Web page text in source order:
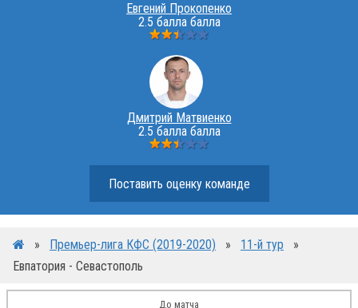
Евгений Прокопенко
2.5 балла балла
Дмитрий Матвиенко
2.5 балла балла
Поставить оценку команде
» Премьер-лига КФС (2019-2020) » 11-й тур
»
Евпатория - Севастополь
До матча